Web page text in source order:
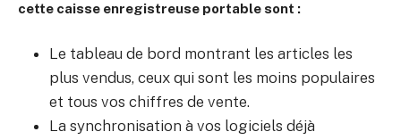
cette caisse enregistreuse portable sont :
Le tableau de bord montrant les articles les
plus vendus, ceux qui sont les moins populaires
et tous vos chiffres de vente.
La synchronisation à vos logiciels déjà